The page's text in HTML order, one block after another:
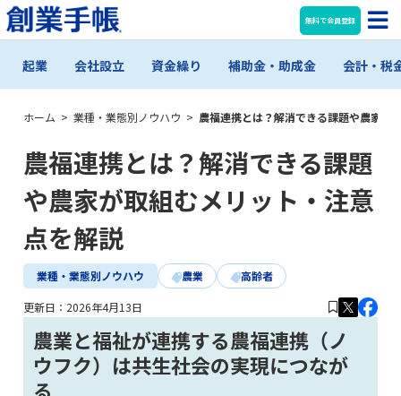
無料で会員登録
起業 会社設立 資金繰り 補助金・助成金 会計・税
ホーム > 業種・業態別ノウハウ > 農福連携とは？解消できる課題や農家が
農福連携とは？解消できる課題
や農家が取組むメリット・注意
点を解説
業種・業態別ノウハウ 農業 高齢者
更新日： 2026年4月13日
農業と福祉が連携する農福連携（ノ
ウフク）は共生社会の実現につなが
る